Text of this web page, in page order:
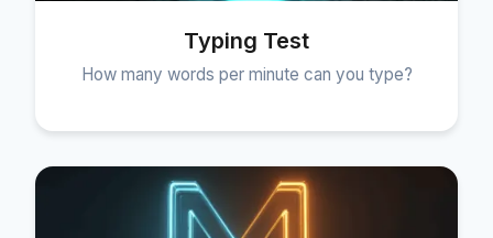
Typing Test
How many words per minute can you type?